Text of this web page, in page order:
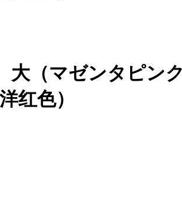
（マゼンタピン
红色）